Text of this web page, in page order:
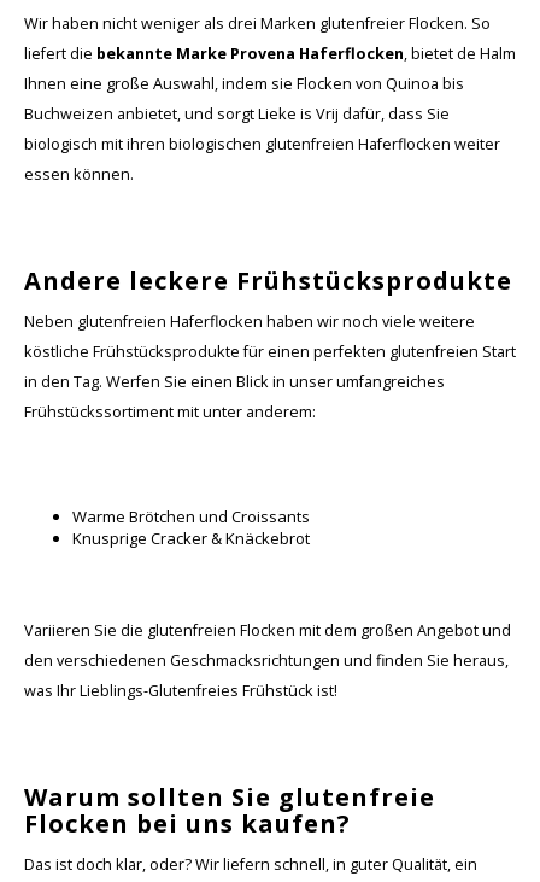
Wir haben nicht weniger als drei Marken glutenfreier Flocken. So
liefert die bekannte Marke Provena Haferflocken, bietet de Halm
Ihnen eine große Auswahl, indem sie Flocken von Quinoa bis
Buchweizen anbietet, und sorgt Lieke is Vrij dafür, dass Sie
biologisch mit ihren biologischen glutenfreien Haferflocken weiter
essen können.
Andere leckere Frühstücksprodukte
Neben glutenfreien Haferflocken haben wir noch viele weitere
köstliche Frühstücksprodukte für einen perfekten glutenfreien Start
in den Tag. Werfen Sie einen Blick in unser umfangreiches
Frühstückssortiment mit unter anderem:
Warme Brötchen und Croissants
Knusprige Cracker & Knäckebrot
Variieren Sie die glutenfreien Flocken mit dem großen Angebot und
den verschiedenen Geschmacksrichtungen und finden Sie heraus,
was Ihr Lieblings-Glutenfreies Frühstück ist!
Warum sollten Sie glutenfreie
Flocken bei uns kaufen?
Das ist doch klar, oder? Wir liefern schnell, in guter Qualität, ein